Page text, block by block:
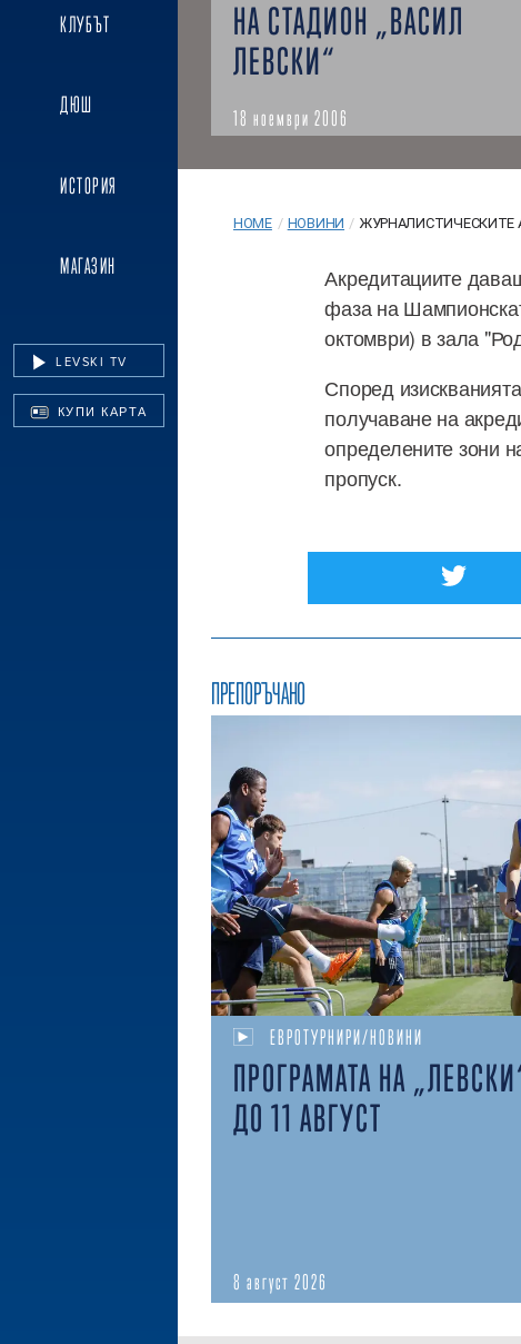
КЛУБЪТ
ДЮШ
ИСТОРИЯ
МАГАЗИН
LEVSKI TV
КУПИ КАРТА
НА СТАДИОН „ВАСИЛ
ЛЕВСКИ“
18 ноември 2006
HOME / НОВИНИ / ЖУРНАЛИСТИЧЕСКИТЕ
Акредитациите
фаза на
октомври) в зала
Според
получаване на
определените зони
пропуск.
ПРЕПОРЪЧАНО
ЕВРОТУРНИРИ/НОВИНИ
ПРОГРАМАТА НА
ДО 11 АВГУСТ
8 август 2026